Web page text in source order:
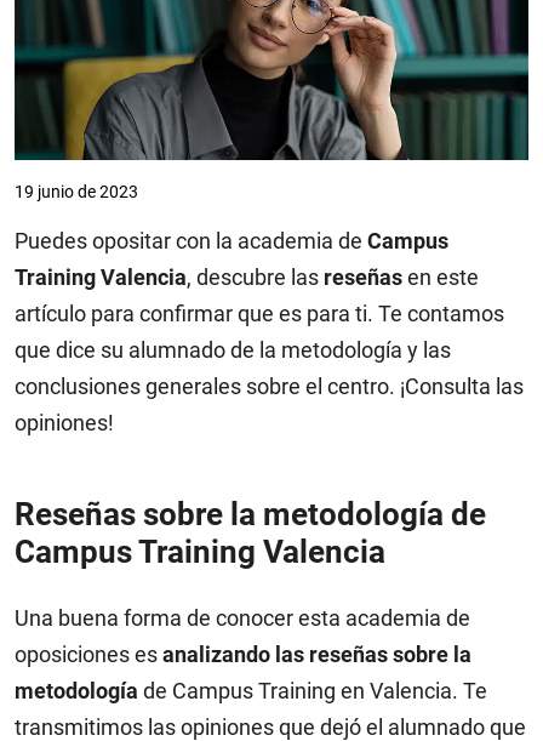
19 junio de 2023
Puedes opositar con la academia de Campus
Training Valencia, descubre las reseñasen este
artículo para confirmar que es para ti. Te contamos
que dice su alumnado de la metodología y las
conclusiones generales sobre el centro. ¡Consulta las
opiniones!
Reseñas sobre la metodología de
Campus Training Valencia
Una buena forma de conocer esta academia de
oposiciones esanalizando las reseñas sobre la
metodología de Campus Training en Valencia. Te
transmitimos las opiniones que dejó el alumnado que